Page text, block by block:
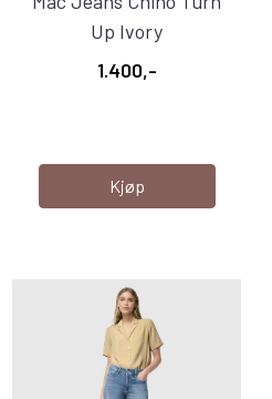
Up Ivory
1.400,-
Kjøp